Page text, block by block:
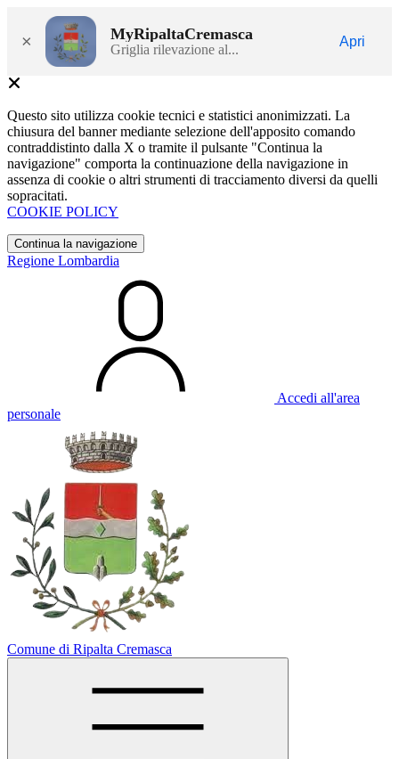
× MyRipaltaCremasca
Griglia rilevazione al...
Apri
Questo sito utilizza cookie tecnici e statistici anonimizzati. La
chiusura del banner mediante selezione dell'apposito comando
contraddistinto dalla X o tramite il pulsante "Continua la
navigazione" comporta la continuazione della navigazione in
assenza di cookie o altri strumenti di tracciamento diversi da quelli
sopracitati.
COOKIE POLICY
Continua la navigazione
Regione Lombardia
Accedi all'area
personale
Comune di Ripalta Cremasca